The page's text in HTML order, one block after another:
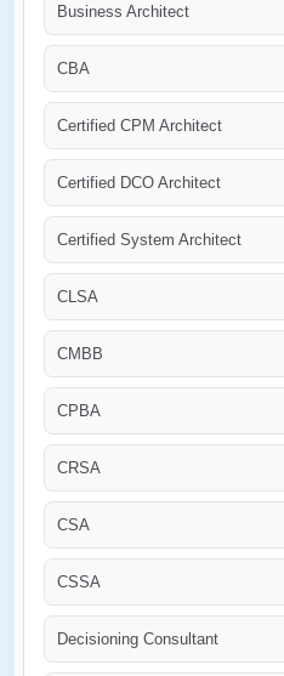
Business Architect
CBA
Certified CPM Architect
Certified DCO Architect
Certified System Architect
CLSA
CMBB
CPBA
CRSA
CSA
CSSA
Decisioning Consultant